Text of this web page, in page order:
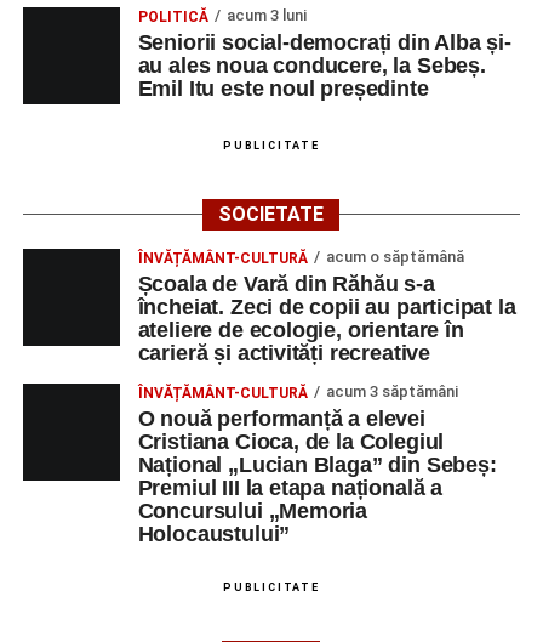
SÂMBĂTĂ, 22 AUGUST 2026
Platoul Centrului Cultural „Lucian
Blaga” Sebeș
(Race Office) pentru competiția„Cicloaventurier de
Râpa Roșie
Orele 17.00–20.00
– Antrenamente libere pe traseul de
Centrul Cultural „Lucian Blaga”
Sebeș – Sala de spectacole
– Proiecție cinematografică:
POLITICĂ acum 3 luni
Seniorii social-democrați din Alba și-
au ales noua conducere, la Sebeș.
Emil Itu este noul președinte
PUBLICITATE
SOCIETATE
ÎNVĂȚĂMÂNT-CULTURĂ acum o săptămână
Școala de Vară din Răhău s-a
încheiat. Zeci de copii au participat la
ateliere de ecologie, orientare în
carieră și activități recreative
ÎNVĂȚĂMÂNT-CULTURĂ acum 3 săptămâni
O nouă performanță a elevei
Cristiana Cioca, de la Colegiul
Național „Lucian Blaga” din Sebeș:
Premiul III la etapa națională a
Concursului „Memoria
Holocaustului”
PUBLICITATE